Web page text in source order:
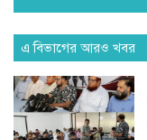
এ বিভাগের আরও খবর